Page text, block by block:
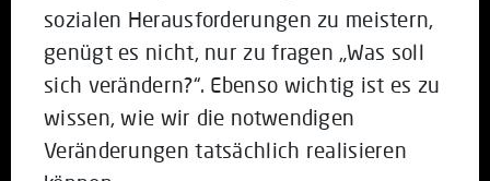
sozialen Herausforderungen zu meistern,
genügt es nicht, nur zu fragen „Was soll
sich verändern?“. Ebenso wichtig ist es zu
wissen, wie wir die notwendigen
Veränderungen tatsächlich realisieren